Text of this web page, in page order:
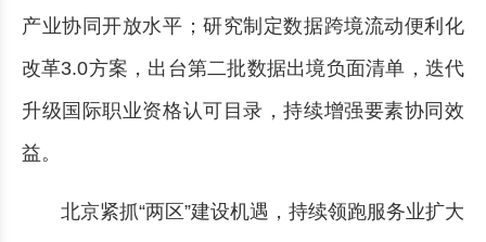
产业协同开放水平；研究制定数据跨境流动便利化
改革3.0方案，出台第二批数据出境负面清单，迭代
升级国际职业资格认可目录，持续增强要素协同效
益。
北京紧抓“两区”建设机遇，持续领跑服务业扩大